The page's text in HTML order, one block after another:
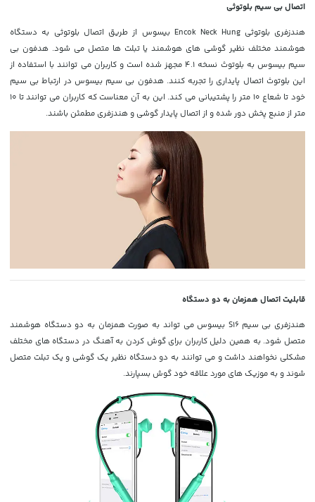
اتصال بی سیم بلوتوثی
هندزفری بلوتوثی Encok Neck Hung بیسوس از طریق اتصال بلوتوثی به دستگاه
هوشمند مختلف نظیر گوشی های هوشمند یا تبلت ها متصل می شود. هدفون بی
سیم بیسوس به بلوتوث نسخه 4.1 مجهز شده است و کاربران می توانند با استفاده از
این بلوتوث اتصال پایداری را تجربه کنند. هدفون بی سیم بیسوس در ارتباط بی سیم
خود تا شعاع 10 متر را پشتیبانی می کند. این به آن معناست که کاربران می توانند تا 10
متر از منبع پخش دور شده و از اتصال پایدار گوشی و هندزفری مطمئن باشند.
قابلیت اتصال همزمان به دو دستگاه
هندزفری بی سیم S16 بیسوس می تواند به صورت همزمان به دو دستگاه هوشمند
متصل شود. به همین دلیل کاربران برای گوش کردن به آهنگ در دستگاه های مختلف
مشکلی نخواهند داشت و می توانند به دو دستگاه نظیر یک گوشی و یک تبلت متصل
شوند و به موزیک های مورد علاقه خود گوش بسپارند.